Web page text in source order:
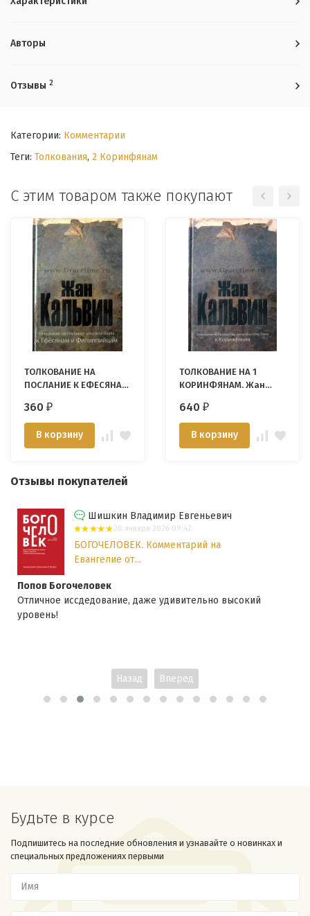
Авторы
Отзывы 2
Категории: Комментарии
Теги: Толкования, 2 Коринфянам
С этим товаром также покупают
ТОЛКОВАНИЕ НА
ПОСЛАНИЕ К ЕФЕСЯНАМ
Кальвин
360 ₽
В корзину
ТОЛКОВАНИЕ НА 1
КОРИНФЯНАМ. Жан
640 ₽
В корзину
Отзывы покупателей
Шишкин Владимир Евгеньевич
20 января 2026 09:42
БОГОЧЕЛОВЕК. Комментарий на
Евангелие от...
Попов Богочеловек
Отличное иссдедование, даже удивительно высокий
уровень!
Назад Вперед
Будьте в курсе
Подпишитесь на последние обновления и узнавайте о новинках и
специальных предложениях первыми